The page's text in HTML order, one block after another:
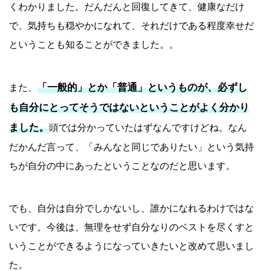
くわかりました。だんだんと回復してきて、健康なだけ
で、気持ちも穏やかになれて、それだけである程度幸せだ
ということも知ることができました。。
また、 「一般的」とか「普通」というものが、必ずし
も自分にとってそうではないということがよく分かり
ました。頭では分かっていたはずなんですけどね。なん
だかんだ言って、「みんなと同じでありたい」という気持
ちが自分の中にあったということなのだと思います。
でも、自分は自分でしかないし、誰かになれるわけではな
いです。今後は、無理をせず自分なりのベストを尽くすと
いうことができるようになっていきたいと改めて思いまし
た。